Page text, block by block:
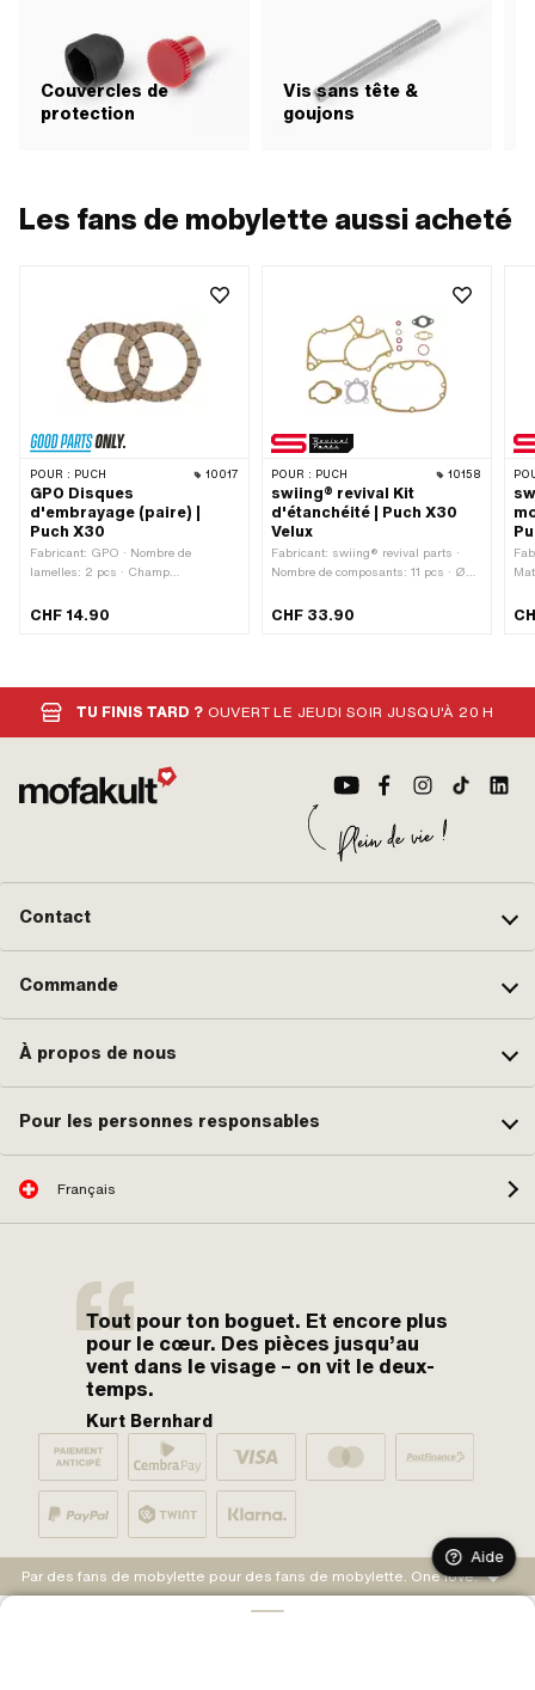
Couvercles de
protection
Vis sans tête &
goujons
Les fans de mobylette aussi acheté
POUR : PUCH 10017
GPO Disques
d'embrayage (paire) |
Puch X30
Fabricant: GPO · Nombre de
lamelles: 2 pcs · Champ
CHF 14.90
POUR : PUCH 10158
swiing® revival Kit
d'étanchéité | Puch X30
Velux
Fabricant: swiing® revival parts ·
Nombre de composants: 11 pcs · Ø
Distance entre les trous de sortie: 42
CHF 33.90
TU FINIS TARD ? OUVERT LE JEUDI SOIR JUSQU'À 20 H
Contact
Commande
À propos de nous
Pour les personnes responsables
Français
Tout pour ton boguet. Et encore plus
pour le cœur. Des pièces jusqu’au
vent dans le visage – on vit le deux-
temps.
Kurt Bernhard
Par des fans de mobylette pour des fans de mobylette. One love.
Aide